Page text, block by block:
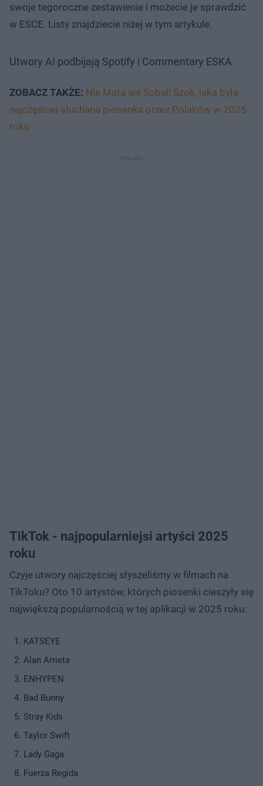
swoje tegoroczne zestawienie i możecie je sprawdzić
w ESCE. Listy znajdziecie niżej w tym artykule.
Utwory AI podbijają Spotify | Commentary ESKA
ZOBACZ TAKŻE: Nie Mata ani Sobel! Szok, jaka była
najczęściej słuchana piosenka przez Polaków w 2025
roku
TikTok - najpopularniejsi artyści 2025
roku
Czyje utwory najczęściej słyszeliśmy w filmach na
TikToku? Oto 10 artystów, których piosenki cieszyły się
największą popularnością w tej aplikacji w 2025 roku:
KATSEYE
Alan Arrieta
ENHYPEN
Bad Bunny
Stray Kids
Taylor Swift
Lady Gaga
Fuerza Regida